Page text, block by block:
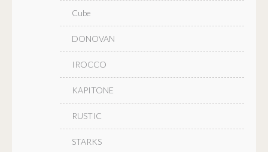
Cube
DONOVAN
IROCCO
KAPITONE
RUSTIC
STARKS